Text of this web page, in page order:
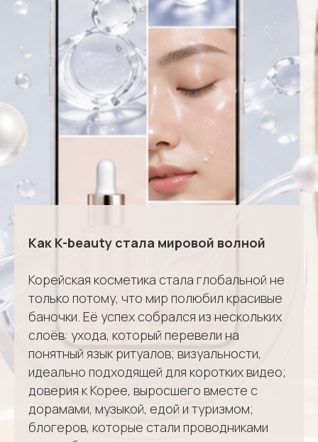
Как K-beauty стала мировой волной
Корейская косметика стала глобальной не
только потому, что мир полюбил красивые
баночки. Её успех собрался из нескольких
слоёв: ухода, который перевели на
понятный язык ритуалов; визуальности,
идеально подходящей для коротких видео;
доверия к Корее, выросшего вместе с
дорамами, музыкой, едой и туризмом;
блогеров, которые стали проводниками